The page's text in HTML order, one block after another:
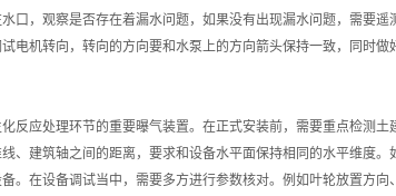
口，观察是否存在着漏水问题，如果没有出现漏水问题，需要
电机转向，转向的方向要和水泵上的方向箭头保持一致，同时做
应处理环节的重要曝气装置。在正式安装前，需要重点检测土
、建筑轴之间的距离，要求和设备水平面保持相同的水平维度
。在设备调试当中，需要多方进行参数核对。例如叶轮放置方